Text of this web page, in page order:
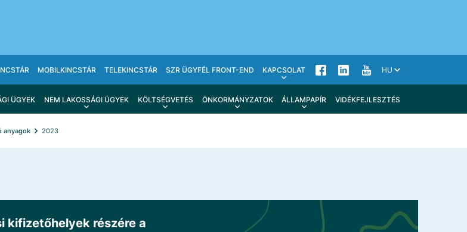
MOBILKINCSTÁR TELEKINCSTÁR SZR ÜGYFÉL FRONT-END KAPCSOLAT HU
ÜGYEK NEM LAKOSSÁGI ÜGYEK KÖLTSÉGVETÉS ÖNKORMÁNYZATOK ÁLLAMPAPÍR VIDÉKFEJLESZTÉS
anyagok 2023
kifizetőhelyek részére a